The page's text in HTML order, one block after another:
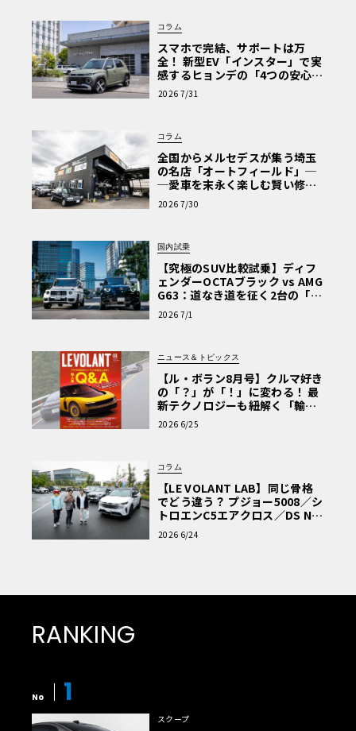
コラム
スマホで完結、サポートは万
全！ 新型EV「インスター」で実
感するヒョンデの「4つの安心」
【第1回・ヒョンデ6つの疑問：
Why? Hyundai?】〈PR〉
2026 7/31
コラム
全国からメルセデスが集う埼玉
の名店「オートフィールド」─
─愛車を末永く楽しむ賢い修理
術と、プロがフックス製オイル
を選ぶ理由〈PR〉
2026 7/30
国内試乗
【究極のSUV比較試乗】ディフ
ェンダーOCTAブラック vs AMG
G63：道なき道を征く2台の「対
極的アプローチ」
2026 7/1
ニュース＆トピックス
【ル・ボラン8月号】クルマ好き
の「？」が「！」に変わる！ 最
新テクノロジーも紐解く「輸入
車Q&A」
2026 6/25
コラム
【LE VOLANT LAB】同じ骨格
でどう違う？ プジョー5008／シ
トロエンC5エアクロス／DS Nº4
読者一気乗りレポート
2026 6/24
RANKING
No 1
スクープ